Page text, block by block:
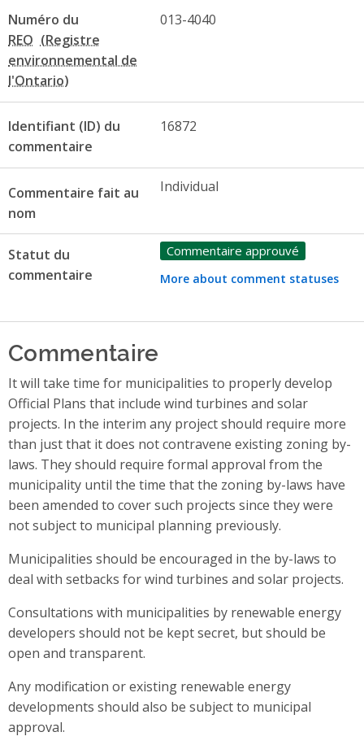
Numéro du
REO
013-4040
Identifiant (ID) du
commentaire
16872
Commentaire fait au
nom
Individual
Statut du
commentaire
Commentaire approuvé
More about comment statuses
Commentaire
It will take time for municipalities to properly develop
Official Plans that include wind turbines and solar
projects. In the interim any project should require more
than just that it does not contravene existing zoning by-
laws. They should require formal approval from the
municipality until the time that the zoning by-laws have
been amended to cover such projects since they were
not subject to municipal planning previously.
Municipalities should be encouraged in the by-laws to
deal with setbacks for wind turbines and solar projects.
Consultations with municipalities by renewable energy
developers should not be kept secret, but should be
open and transparent.
Any modification or existing renewable energy
developments should also be subject to municipal
approval.